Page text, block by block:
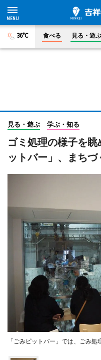
36°C 食べる 見る・遊ぶ
見る・遊ぶ 学ぶ・知る
ゴミ処理の様子を
ットバー」、まち
「ごみピットバー」では、ごみ